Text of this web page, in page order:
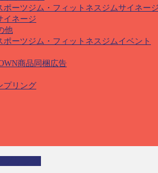
ポーツジム・フィットネスジムサイネー
イネージ
他
ポーツジム・フィットネスジムイベント
商品同梱広告
プリング
リング